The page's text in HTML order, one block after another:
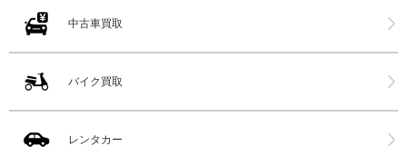
中古車買取
バイク買取
レンタカー